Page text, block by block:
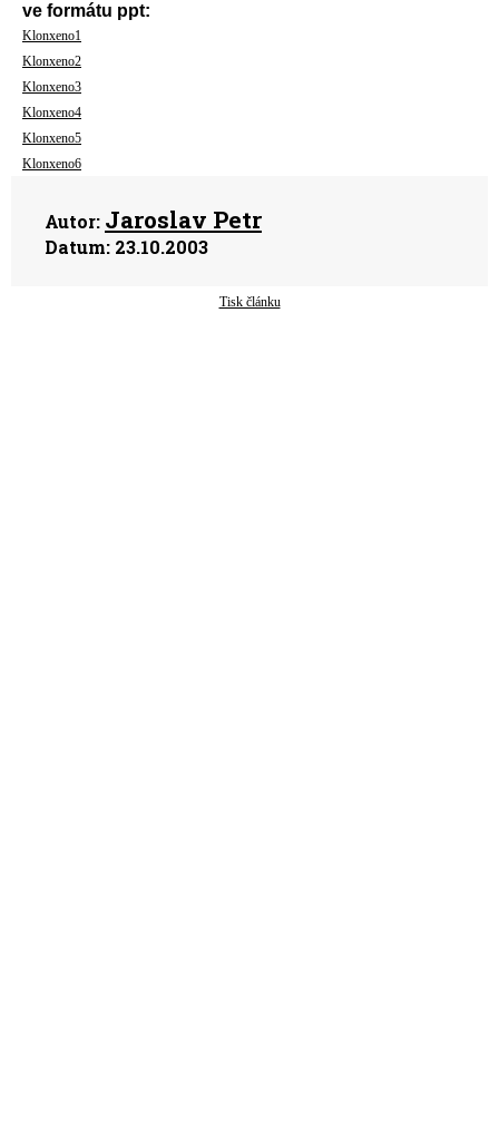
ve formátu ppt:
Klonxeno1
Klonxeno2
Klonxeno3
Klonxeno4
Klonxeno5
Klonxeno6
Autor: Jaroslav Petr
Datum: 23.10.2003
Tisk článku